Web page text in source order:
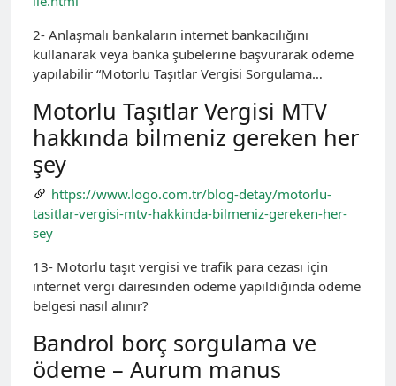
2- Anlaşmalı bankaların internet bankacılığını
kullanarak veya banka şubelerine başvurarak ödeme
yapılabilir “Motorlu Taşıtlar Vergisi Sorgulama…
Motorlu Taşıtlar Vergisi MTV
hakkında bilmeniz gereken her
şey
https://www.logo.com.tr/blog-detay/motorlu-
tasitlar-vergisi-mtv-hakkinda-bilmeniz-gereken-her-
sey
13- Motorlu taşıt vergisi ve trafik para cezası için
internet vergi dairesinden ödeme yapıldığında ödeme
belgesi nasıl alınır?
Bandrol borç sorgulama ve
ödeme – Aurum manus